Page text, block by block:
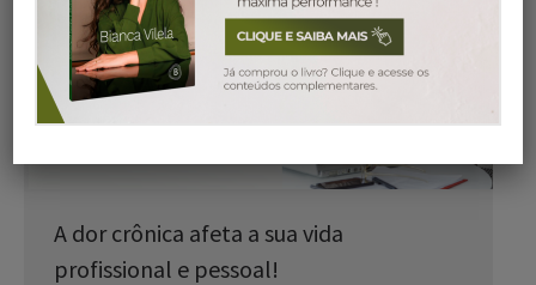
A dor crônica afeta a sua vida
profissional e pessoal!